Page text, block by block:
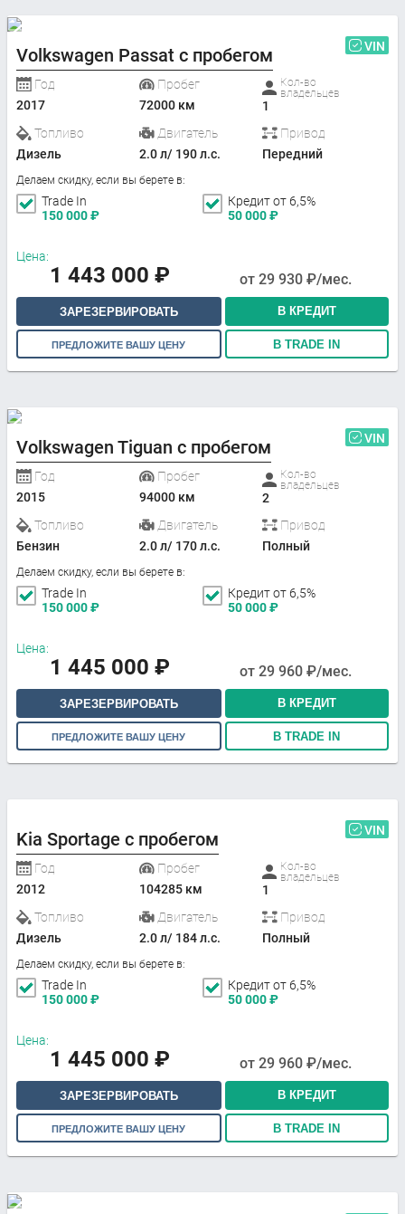
Volkswagen Passat с пробегом VIN
Год
2017
Пробег
72000 км
Кол-во
владельцев
1
Топливо
Дизель
Двигатель
2.0 л/ 190 л.с.
Привод
Передний
Делаем скидку, если вы берете в:
Trade In
150 000₽
Кредит от 6,5%
50 000₽
Цена:
1 443 000 ₽ от 29 930 ₽/мес.
ЗАРЕЗЕРВИРОВАТЬ В КРЕДИТ
ПРЕДЛОЖИТЕ ВАШУ ЦЕНУ В TRADE IN
Volkswagen Tiguan с пробегом VIN
Год
2015
Пробег
94000 км
Кол-во
владельцев
2
Топливо
Бензин
Двигатель
2.0 л/ 170 л.с.
Привод
Полный
Делаем скидку, если вы берете в:
Trade In
150 000₽
Кредит от 6,5%
50 000₽
Цена:
1 445 000 ₽ от 29 960 ₽/мес.
ЗАРЕЗЕРВИРОВАТЬ В КРЕДИТ
ПРЕДЛОЖИТЕ ВАШУ ЦЕНУ В TRADE IN
Kia Sportage с пробегом VIN
Год
2012
Пробег
104285 км
Кол-во
владельцев
1
Топливо
Дизель
Двигатель
2.0 л/ 184 л.с.
Привод
Полный
Делаем скидку, если вы берете в:
Trade In
150 000₽
Кредит от 6,5%
50 000₽
Цена:
1 445 000 ₽ от 29 960 ₽/мес.
ЗАРЕЗЕРВИРОВАТЬ В КРЕДИТ
ПРЕДЛОЖИТЕ ВАШУ ЦЕНУ В TRADE IN